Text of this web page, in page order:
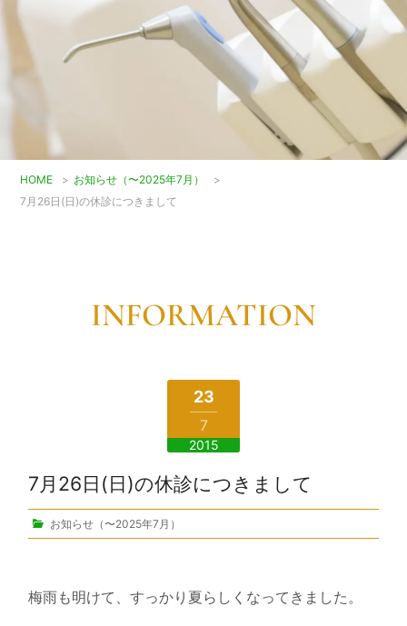
HOME > お知らせ（〜2025年7月）
>
7月26日(日)の休診につきまして
INFORMATION
23
7
2015
7月26日(日)の休診につきまして
お知らせ（〜2025年7月）
梅雨も明けて、すっかり夏らしくなってきました。